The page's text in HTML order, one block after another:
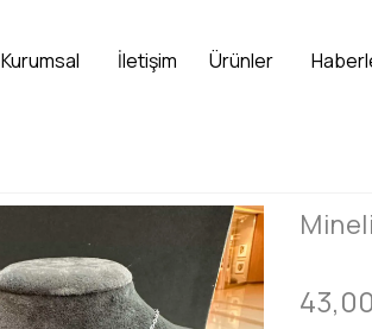
43,00
Kurumsal İletişim Ürünler